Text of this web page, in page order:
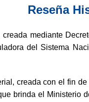
Reseña
mediante
del Sistema
creada con el fin
brinda el Ministerio